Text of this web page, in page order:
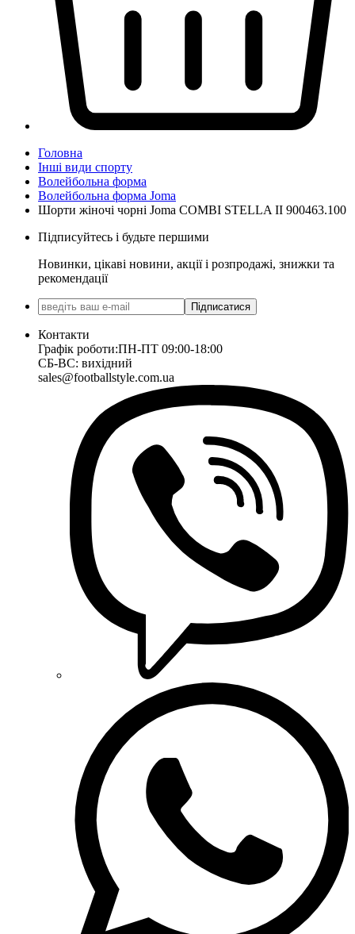
Головна
Інші види спорту
Волейбольна форма
Волейбольна форма Joma
Шорти жіночі чорні Joma COMBI STELLA II 900463.100
Підписуйтесь і будьте першими
Новинки, цікаві новини, акції і розпродажі, знижки та
рекомендації
Підписатися
Контакти
Графік роботи:ПН-ПТ 09:00-18:00
СБ-ВС: вихідний
sales@footballstyle.com.ua